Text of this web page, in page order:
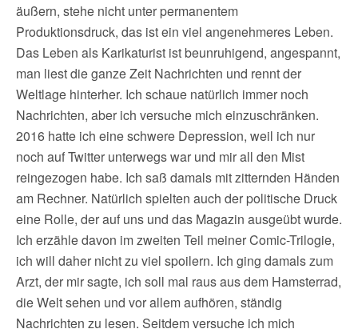
äußern, stehe nicht unter permanentem
Produktionsdruck, das ist ein viel angenehmeres Leben.
Das Leben als Karikaturist ist beunruhigend, angespannt,
man liest die ganze Zeit Nachrichten und rennt der
Weltlage hinterher. Ich schaue natürlich immer noch
Nachrichten, aber ich versuche mich einzuschränken.
2016 hatte ich eine schwere Depression, weil ich nur
noch auf Twitter unterwegs war und mir all den Mist
reingezogen habe. Ich saß damals mit zitternden Händen
am Rechner. Natürlich spielten auch der politische Druck
eine Rolle, der auf uns und das Magazin ausgeübt wurde.
Ich erzähle davon im zweiten Teil meiner Comic-Trilogie,
ich will daher nicht zu viel spoilern. Ich ging damals zum
Arzt, der mir sagte, ich soll mal raus aus dem Hamsterrad,
die Welt sehen und vor allem aufhören, ständig
Nachrichten zu lesen. Seitdem versuche ich mich